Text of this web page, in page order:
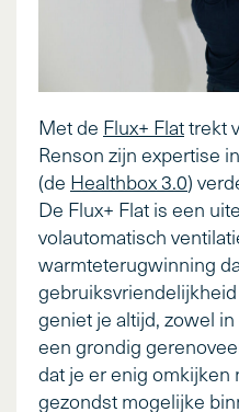
Met de Flux+ Flattrekt
Renson zijn expertise
(de Healthbox 3.0)
De Flux+ Flat is een
volautomatisch
warmteterugwinning
geniet je altijd, zowel
een grondig
dat je er enig omkijken
gezondst mogelijke